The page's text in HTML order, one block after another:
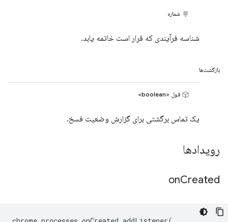
شماره
شناسه فرآیندی که قرار است خاتمه یابد.
بازگشت‌ها
قول <boolean>
یک تماس برگشتی برای گزارش وضعیت فسخ.
رویدادها
onCreated